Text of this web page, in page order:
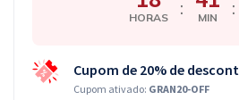
HORAS : MIN :
Cupom de 20% de
Cupom ativado: GRAN20-OFF